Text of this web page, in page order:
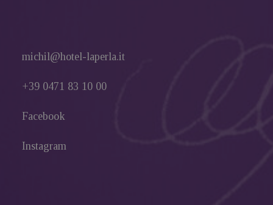
michil@hotel-laperla.it
+39 0471 83 10 00
Facebook
Instagram